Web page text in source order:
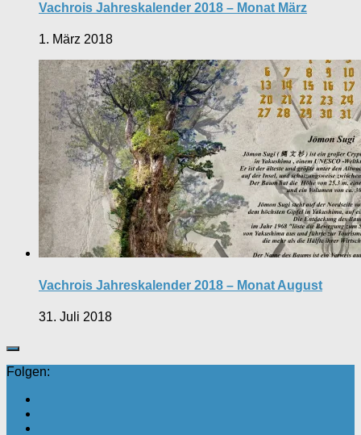
Vachrois Jahreskalender 2018 – Monat März
1. März 2018
Vachrois Jahreskalender 2018 – Monat August
31. Juli 2018
Folgen: